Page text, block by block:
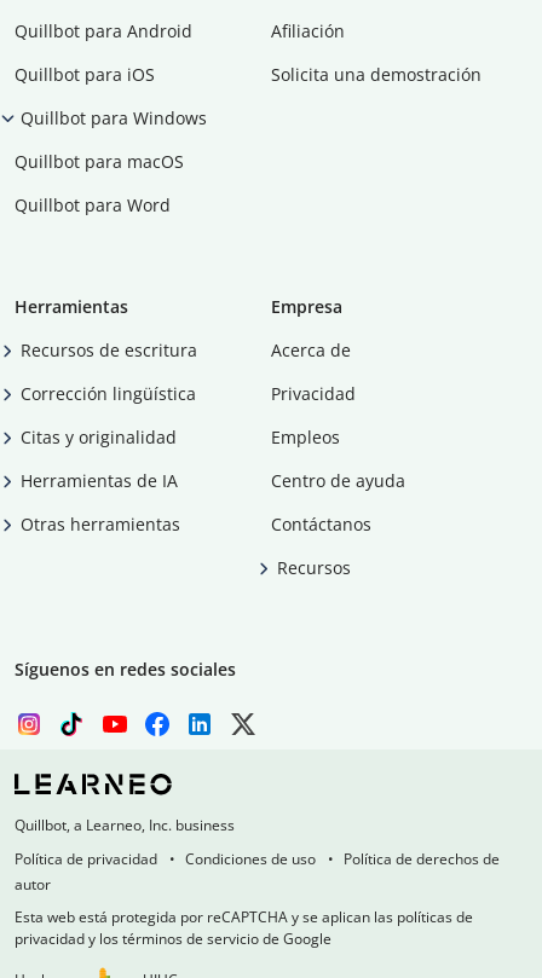
Quillbot para Android
Quillbot para iOS
Quillbot para Windows
Quillbot para macOS
Quillbot para Word
Afiliación
Solicita una demostración
Herramientas
Recursos de escritura
Corrección lingüística
Citas y originalidad
Herramientas de IA
Otras herramientas
Empresa
Acerca de
Privacidad
Empleos
Centro de ayuda
Contáctanos
Recursos
Síguenos en redes sociales
Quillbot, a Learneo, Inc. business
Política de privacidad
Condiciones de uso
Política de derechos de
autor
Esta web está protegida por reCAPTCHA y se aplican las políticas de
privacidad y los términos de servicio de Google